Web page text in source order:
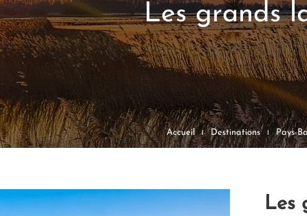
Les grands
Accueil Destinations Pays-
Les